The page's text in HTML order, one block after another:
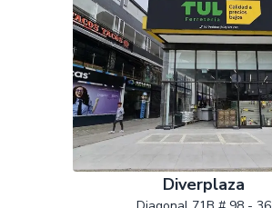
Diverplaza